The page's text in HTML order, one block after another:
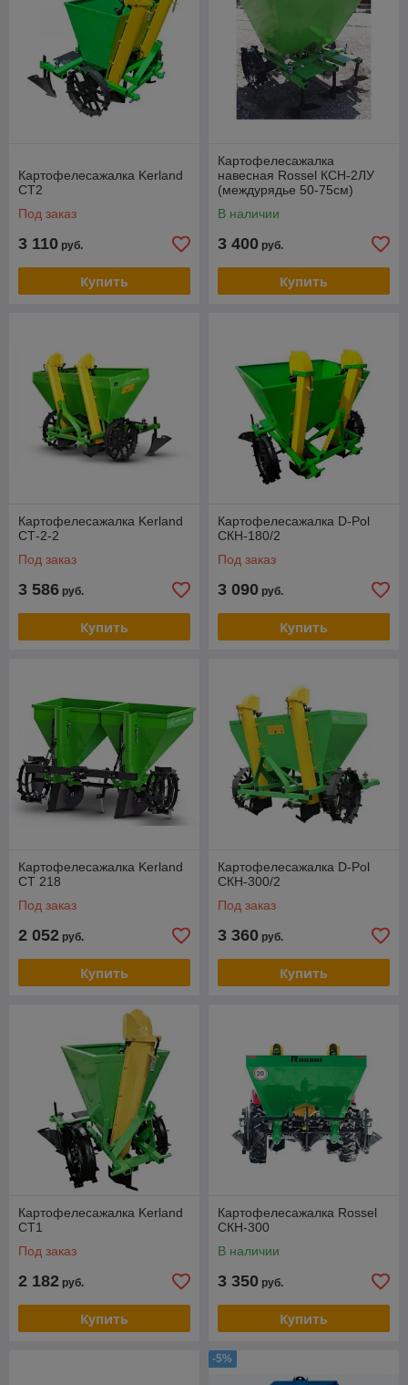
Картофелесажалка Kerland
СТ2
Под заказ
3 110 руб.
Купить
Картофелесажалка
навесная Rossel КСН-2ЛУ
(междурядье 50-75см)
В наличии
3 400 руб.
Купить
Картофелесажалка Kerland
СТ-2-2
Под заказ
3 586 руб.
Купить
Картофелесажалка D-Pol
СКН-180/2
Под заказ
3 090 руб.
Купить
Картофелесажалка Kerland
CT 218
Под заказ
2 052 руб.
Купить
Картофелесажалка D-Pol
СКН-300/2
Под заказ
3 360 руб.
Купить
Картофелесажалка Kerland
CT1
Под заказ
2 182 руб.
Купить
Картофелесажалка Rossel
СКН-300
В наличии
3 350 руб.
Купить
-5%